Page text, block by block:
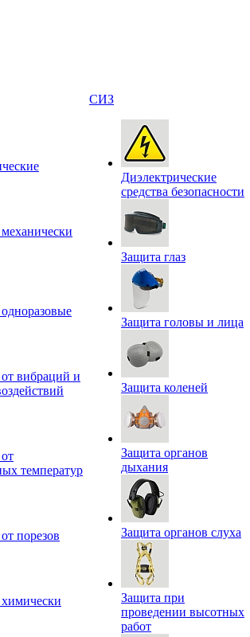
вибраций и
температур
порезов
СИЗ
Диэлектрические
средства безопасности
Защита глаз
Защита головы и лица
Защита коленей
Защита органов
дыхания
Защита органов слуха
Защита при
проведении высотных
работ